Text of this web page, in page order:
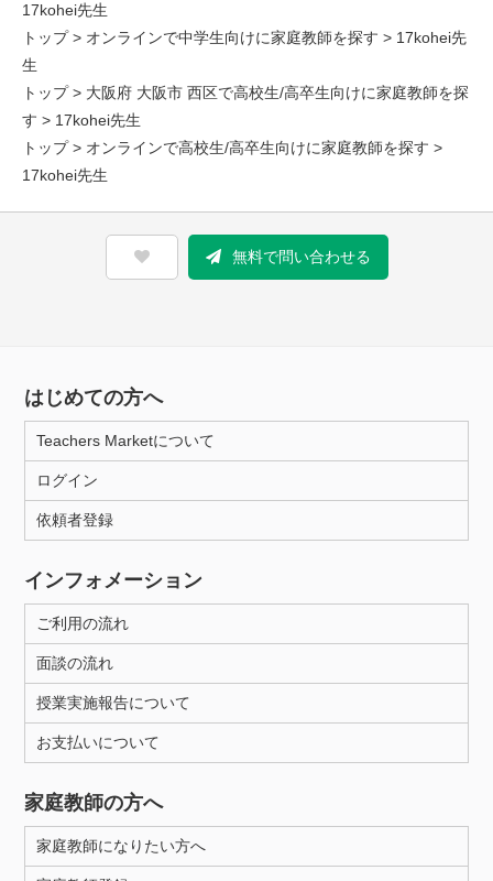
17kohei先生
トップ> オンラインで中学生向けに家庭教師を探す > 17kohei先
生
トップ> 大阪府 大阪市 西区で高校生/高卒生向けに家庭教師を探
す > 17kohei先生
トップ> オンラインで高校生/高卒生向けに家庭教師を探す >
17kohei先生
無料で問い合わせる
はじめての方へ
Teachers Marketについて
ログイン
依頼者登録
インフォメーション
ご利用の流れ
面談の流れ
授業実施報告について
お支払いについて
家庭教師の方へ
家庭教師になりたい方へ